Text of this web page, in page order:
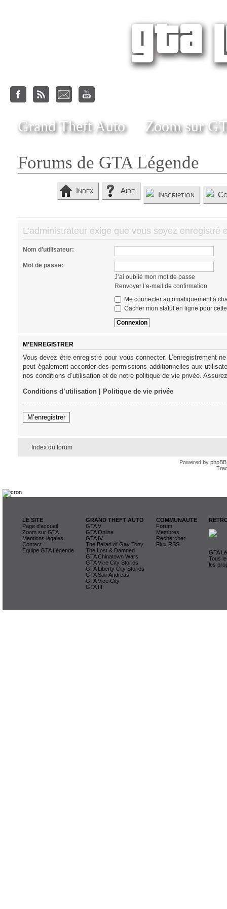
Grand Theft Auto Zoom sur
Forums de GTA Légende
Index Aide Inscription
L’administrateur exige que vous soyez enregistré
Nom d’utilisateur:
Mot de passe:
J’ai oublié mon mot de passe
Renvoyer l’e-mail de confirmation
Me connecter automatiquement à
Cacher mon statut en ligne pour
M’ENREGISTRER
Vous devez être enregistré pour vous connecter. L’enregistrement
peut également accorder des permissions additionnelles aux
nos conditions d’utilisation et de notre politique de vie privée.
Conditions d’utilisation| Politique de vie privée
M’enregistrer
Index du forum
Powered by phpBB
LE SITE
Page d'accueil
Zoom sur GTA
Mentions légales
Contact
Equipe GTA Légende
GRAND THEFT AUTO
GTA V
GTA Online
GTA IV
The Ballad of Gay Tony
The Lost & Damned
GTA Chinatown Wars
GTA Vice City Stories
GTA Liberty City Stories
GTA San Andreas
GTA Vice City
GTA III
COMMUNAUTE
Forum
Membres
Rechercher
Flux RSS
GTA
Tous
les